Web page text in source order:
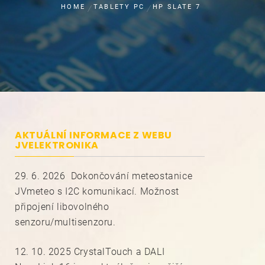
HOME TABLETY PC HP SLATE 7
AKTUÁLNÍ INFORMACE Z WEBU
JVELEKTRONIKA
29. 6. 2026 Dokončování meteostanice
JVmeteo s I2C komunikací. Možnost
připojení libovolného
senzoru/multisenzoru.
12. 10. 2025 CrystalTouch a DALI